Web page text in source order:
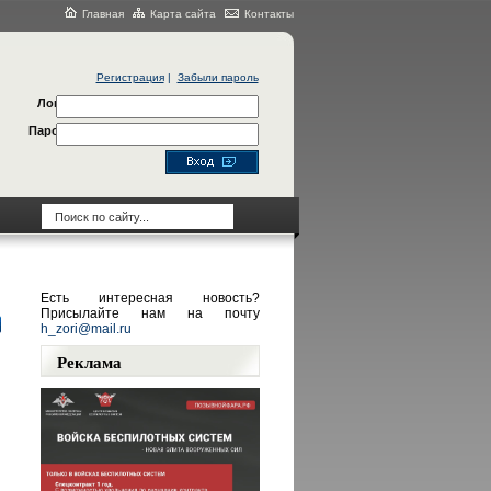
Главная Карта сайта Контакты
Регистрация| Забыли пароль
Логин
Пароль
Есть интересная новость?
Присылайте нам на почту
h_zori@mail.ru
Реклама